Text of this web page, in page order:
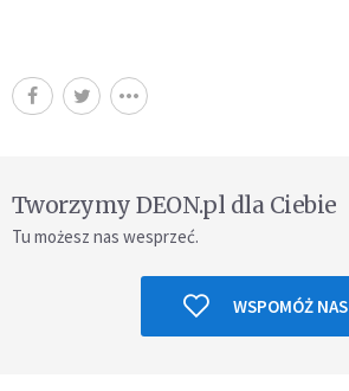
Tworzymy DEON.pl dla Ciebie
Tu możesz nas wesprzeć.
WSPOMÓŻ NAS